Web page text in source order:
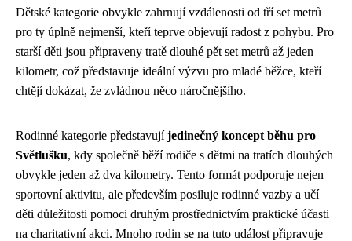
Dětské kategorie obvykle zahrnují vzdálenosti od tří set metrů
pro ty úplně nejmenší, kteří teprve objevují radost z pohybu. Pro
starší děti jsou připraveny tratě dlouhé pět set metrů až jeden
kilometr, což představuje ideální výzvu pro mladé běžce, kteří
chtějí dokázat, že zvládnou něco náročnějšího.
Rodinné kategorie představujíjedinečný koncept běhu pro
Světlušku, kdy společně běží rodiče s dětmi na tratích dlouhých
obvykle jeden až dva kilometry. Tento formát podporuje nejen
sportovní aktivitu, ale především posiluje rodinné vazby a učí
děti důležitosti pomoci druhým prostřednictvím praktické účasti
na charitativní akci. Mnoho rodin se na tuto událost připravuje